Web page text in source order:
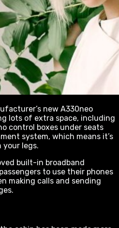
new A330neo
lots of extra space, including
control boxes under seats
system, which means it’s
legs.
built-in broadband
to use their phones
making calls and sending